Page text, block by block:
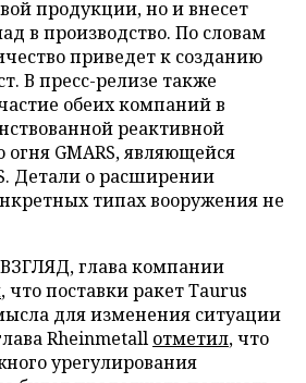
продукции, но и внесет
в производство. По словам
приведет к созданию
В пресс-релизе также
обеих компаний в
реактивной
огня GMARS, являющейся
Детали о расширении
типах вооружения не
ВЗГЛЯД, глава компании
, что поставки ракет Taurus
для изменения ситуации
Rheinmetall отметил, что
урегулирования